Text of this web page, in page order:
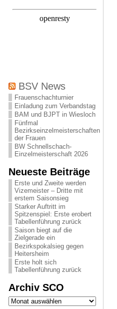
BSV News
Frauenschachturnier
Einladung zum Verbandstag
BAM und BJPT in Wiesloch
Fünfmal
Bezirkseinzelmeisterschaften
der Frauen
BW Schnellschach-
Einzelmeisterschaft 2026
Neueste Beiträge
Erste und Zweite werden
Vizemeister – Dritte mit
erstem Saisonsieg
Starker Auftritt im
Spitzenspiel: Erste erobert
Tabellenführung zurück
Saison biegt auf die
Zielgerade ein
Bezirkspokalsieg gegen
Heitersheim
Erste holt sich
Tabellenführung zurück
Archiv SCO
Archiv
SCO